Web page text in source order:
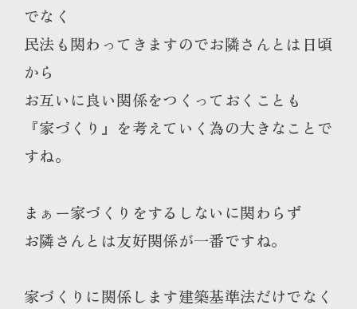
でなく
民法も関わってきますのでお隣さんとは日頃
から
お互いに良い関係をつくっておくことも
『家づくり』を考えていく為の大きなことで
すね。
まぁー家づくりをするしないに関わらず
お隣さんとは友好関係が一番ですね。
家づくりに関係します建築基準法だけでなく